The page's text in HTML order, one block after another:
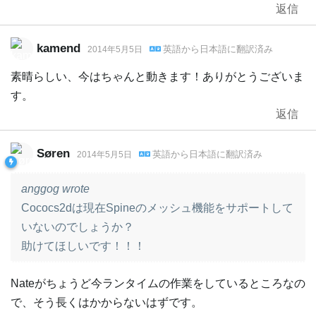
返信
kamend 2014年5月5日 英語から 日本語に翻訳済み
素晴らしい、今はちゃんと動きます！ありがとうございま
す。
返信
Søren 2014年5月5日 英語から 日本語に翻訳済み
anggog wrote
Cococs2dは現在Spineのメッシュ機能をサポートして
いないのでしょうか？
助けてほしいです！！！
Nateがちょうど今ランタイムの作業をしているところなの
で、そう長くはかからないはずです。